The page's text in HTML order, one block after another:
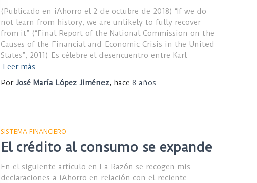
(Publicado en iAhorro el 2 de octubre de 2018) “If we do
not learn from history, we are unlikely to fully recover
from it” (“Final Report of the National Commission on the
Causes of the Financial and Economic Crisis in the United
States”, 2011) Es célebre el desencuentro entre Karl
Leer más
Por José María López Jiménez, hace 8 años
SISTEMA FINANCIERO
El crédito al consumo se expande
En el siguiente artículo en La Razón se recogen mis
declaraciones a iAhorro en relación con el reciente